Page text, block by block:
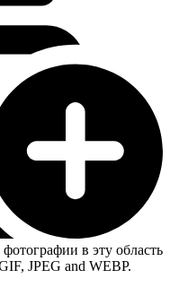
в эту область
JPEG and WEBP.